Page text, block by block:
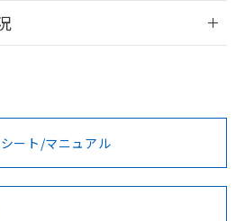
以上
イン/会員登録
用いただく前に、以下を必ずお読
凡例
凡例
式承認
ウェー
BV型式承認
（フランス
KR型式
（韓国
ート/マニュアル